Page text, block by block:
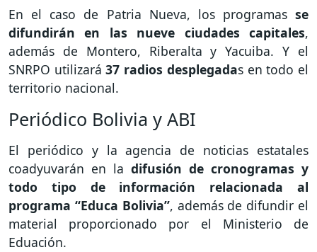
En el caso de Patria Nueva, los programasse
difundirán en las nueve ciudades capitales,
además de Montero, Riberalta y Yacuiba. Y el
SNRPO utilizará 37 radios desplegadas en todo el
territorio nacional.
Periódico Bolivia y ABI
El periódico y la agencia de noticias estatales
coadyuvarán en la difusión de cronogramas y
todo tipo de información relacionada al
programa “Educa Bolivia”, además de difundir el
material proporcionado por el Ministerio de
Eduación.